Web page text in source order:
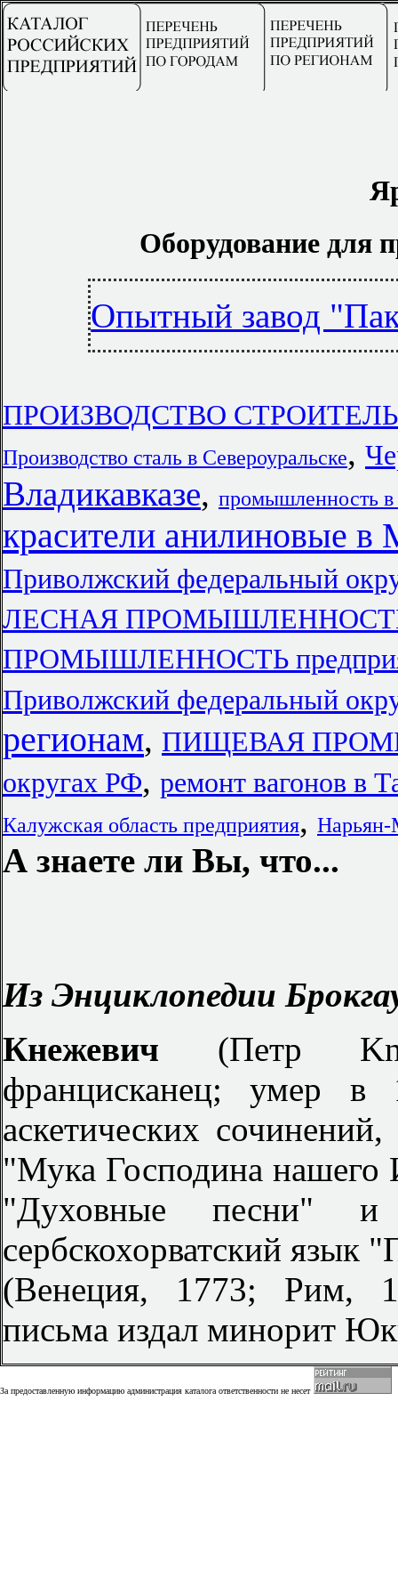
Оборудование для
Опытный завод
ПРОИЗВОДСТВО
Производство сталь в Североуральске,
Владикавказе, промышленность
красители анилиновые в
Приволжский федеральный
ЛЕСНАЯ ПРОМЫШЛЕННОСТЬ
ПРОМЫШЛЕННОСТЬ
Приволжский федеральный
регионам, ПИЩЕВАЯ
округах РФ, ремонт вагонов в
Калужская область предприятия, Нарьян-
А знаете ли Вы, что...
Из Энциклопедии
Кнежевич (Петр
францисканец; умер
аскетических
"Мука Господина нашего
"Духовные
сербскохорватский язык
(Венеция, 1773; Рим,
письма издал минорит
За предоставленную информацию администрация каталога ответственности не несет